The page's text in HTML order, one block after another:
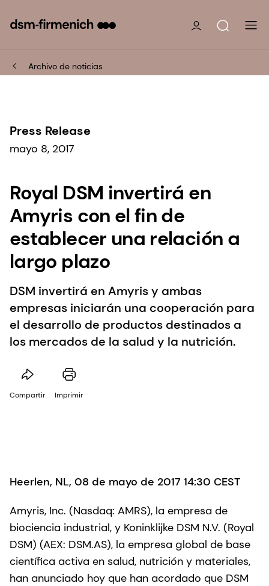
Archivo de noticias
Press Release
mayo 8, 2017
Royal DSM invertirá en
Amyris con el fin de
establecer una relación a
largo plazo
DSM invertirá en Amyris y ambas
empresas iniciarán una cooperación para
el desarrollo de productos destinados a
los mercados de la salud y la nutrición.
Compartir Imprimir
Heerlen, NL, 08 de mayo de 2017 14:30 CEST
Amyris, Inc. (Nasdaq: AMRS), la empresa de
biociencia industrial, y Koninklijke DSM N.V. (Royal
DSM) (AEX: DSM.AS), la empresa global de base
científica activa en salud, nutrición y materiales,
han anunciado hoy que han acordado que DSM